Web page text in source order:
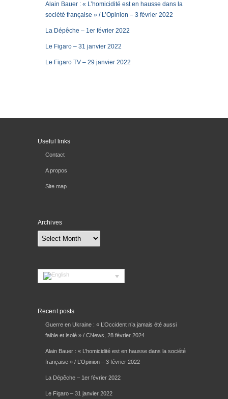
Alain Bauer : « L’homicidité est en hausse dans la
société française » / L’Opinion – 3 février 2022
La Dépêche – 1er février 2022
Le Figaro – 31 janvier 2022
Le Figaro TV – 29 janvier 2022
Useful links
Contact
A propos
Site map
Archives
Archives
Recent posts
Guerre en Ukraine : « L’Occident n’a jamais été aussi
faible et isolé » / CNews, 28 février 2024
Alain Bauer : « L’homicidité est en hausse dans la société
française » / L’Opinion – 3 février 2022
La Dépêche – 1er février 2022
Le Figaro – 31 janvier 2022